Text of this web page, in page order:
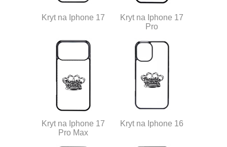
Kryt na Iphone 17
Kryt na Iphone 17
Pro
Kryt na Iphone 17
Pro Max
Kryt na Iphone 16